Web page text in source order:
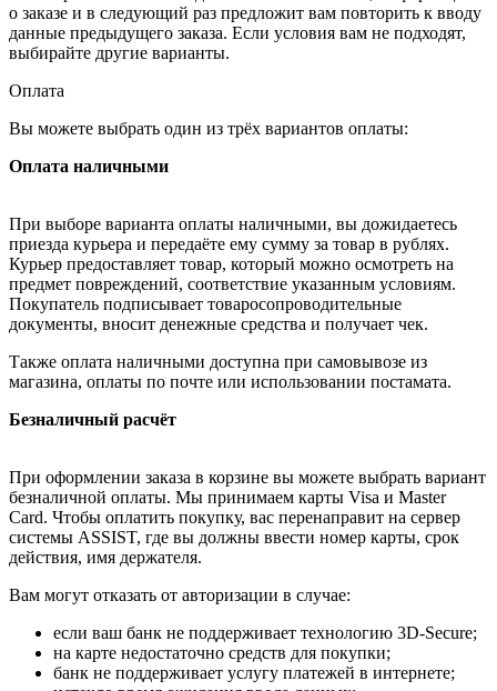
о заказе и в следующий раз предложит вам повторить к вводу
данные предыдущего заказа. Если условия вам не подходят,
выбирайте другие варианты.
Оплата
Вы можете выбрать один из трёх вариантов оплаты:
Оплата наличными
При выборе варианта оплаты наличными, вы дожидаетесь
приезда курьера и передаёте ему сумму за товар в рублях.
Курьер предоставляет товар, который можно осмотреть на
предмет повреждений, соответствие указанным условиям.
Покупатель подписывает товаросопроводительные
документы, вносит денежные средства и получает чек.
Также оплата наличными доступна при самовывозе из
магазина, оплаты по почте или использовании постамата.
Безналичный расчёт
При оформлении заказа в корзине вы можете выбрать вариант
безналичной оплаты. Мы принимаем карты Visa и Master
Card. Чтобы оплатить покупку, вас перенаправит на сервер
системы ASSIST, где вы должны ввести номер карты, срок
действия, имя держателя.
Вам могут отказать от авторизации в случае:
если ваш банк не поддерживает технологию 3D-Secure;
на карте недостаточно средств для покупки;
банк не поддерживает услугу платежей в интернете;